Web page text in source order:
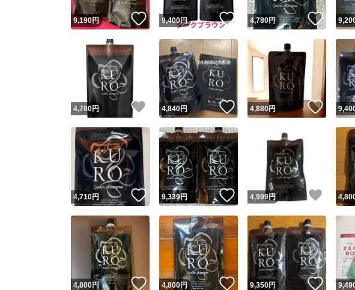
Yahoo!フリマが定めた一定の基
安心取引出品者
安心取引出品者
取引実績
取引実績◯+ この
他フリマ実績◯+ この
スピード&安心発送
※このバッジは実績に基づく表示で
スピード＆安心発送
こ
ます
こ
商品画像の 無断転載は
コピーは
1商品につき1
9,190円 いいね！
9,400円 いいね！
4,780円 いいね
4,780円 いいね！
4,840円 いいね！
4,880円 いい
4,710円 いいね！
9,339円 いいね！
4,999円 いい
4,800円 いいね！
4,800円 いいね！
9,350円 いいね